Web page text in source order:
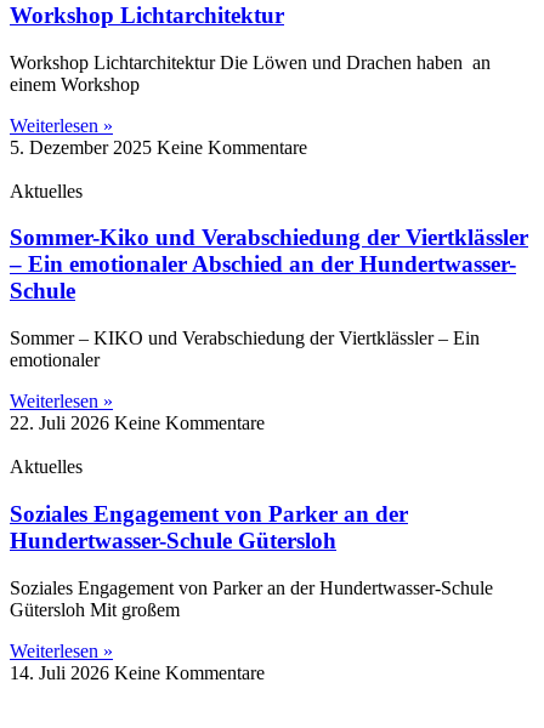
Workshop Lichtarchitektur
Workshop Lichtarchitektur Die Löwen und Drachen haben an
einem Workshop
Weiterlesen »
5. Dezember 2025 Keine Kommentare
Aktuelles
Sommer-Kiko und Verabschiedung der Viertklässler
– Ein emotionaler Abschied an der Hundertwasser-
Schule
Sommer – KIKO und Verabschiedung der Viertklässler – Ein
emotionaler
Weiterlesen »
22. Juli 2026 Keine Kommentare
Aktuelles
Soziales Engagement von Parker an der
Hundertwasser-Schule Gütersloh
Soziales Engagement von Parker an der Hundertwasser-Schule
Gütersloh Mit großem
Weiterlesen »
14. Juli 2026 Keine Kommentare